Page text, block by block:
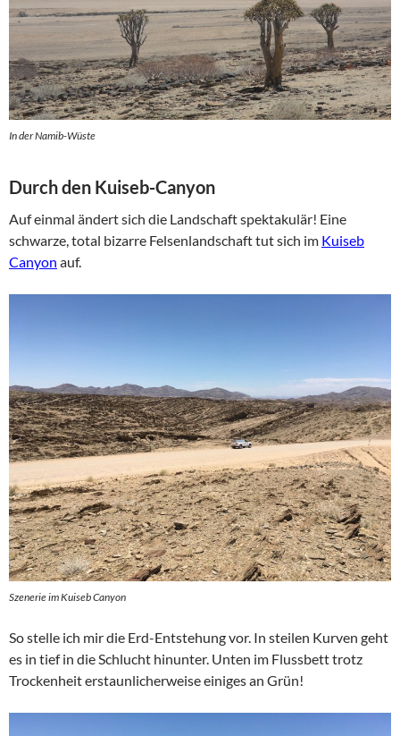
In der Namib-Wüste
Durch den Kuiseb-Canyon
Auf einmal ändert sich die Landschaft spektakulär! Eine
schwarze, total bizarre Felsenlandschaft tut sich im Kuiseb
Canyon auf.
Szenerie im Kuiseb Canyon
So stelle ich mir die Erd-Entstehung vor. In steilen Kurven geht
es in tief in die Schlucht hinunter. Unten im Flussbett trotz
Trockenheit erstaunlicherweise einiges an Grün!